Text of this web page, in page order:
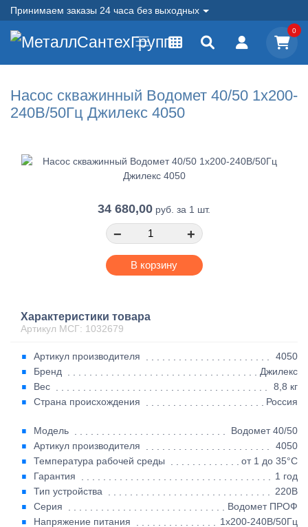
Принимаем заказы 24 часа без выходных
0
Насос скважинный Водомет 40/50 1х200-
240В/50Гц Джилекс 4050
34 680,00 руб. за 1 шт.
− +
В корзину
Характеристики товара
Артикул МСГ: 1032679
Артикул производителя
4050
Бренд
Джилекс
Вес
8,8 кг
Страна происхождения
Россия
Модель
Водомет 40/50
Артикул производителя
4050
Температура рабочей среды
от 1 до 35°C
Гарантия
1 год
Тип устройства
220В
Серия
Водомет ПРОФ
Напряжение питания
1х200-240В/50Гц